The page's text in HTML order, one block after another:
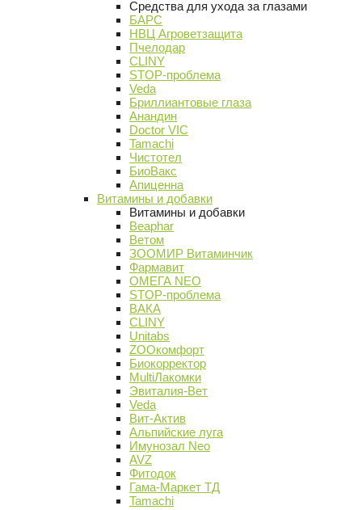
Средства для ухода за глазами
БАРС
НВЦ Агроветзащита
Пчелодар
CLINY
STOP-проблема
Veda
Бриллиантовые глаза
Анандин
Doctor VIC
Tamachi
Чистотел
БиоВакс
Апиценна
Витамины и добавки
Витамины и добавки
Beaphar
Ветом
ЗООМИР Витаминчик
Фармавит
ОМЕГА NEO
STOP-проблема
ВАКА
CLINY
Unitabs
ZOOкомфорт
Биокорректор
MultiЛакомки
Эвиталия-Вет
Veda
Вит-Актив
Альпийские луга
Имунозал Neo
AVZ
Фитодок
Гама-Маркет ТД
Tamachi